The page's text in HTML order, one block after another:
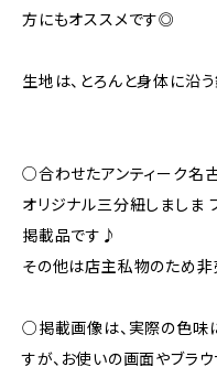
方にもオススメです◎
生地は、とろんと身体に沿
○合わせたアンティーク名
オリジナル三分紐しましま
掲載品です♪
その他は店主私物のため非
○掲載画像は、実際の色味
すが、お使いの画面やブラ